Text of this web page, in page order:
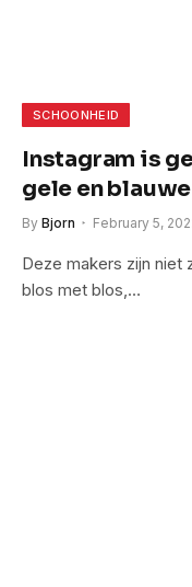
SCHOONHEID
Instagram is
gele en
By Bjorn February 5,
Deze makers zijn niet
blos met blos,…